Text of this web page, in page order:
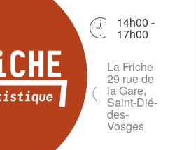
14h00 -
17h00
Télécharger ICS
La Friche
29 rue de
la Gare,
Saint-Dié-
des-
Vosges